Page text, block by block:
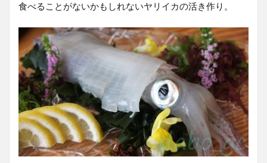
食べることがないかもしれないヤリイカの活き作り。